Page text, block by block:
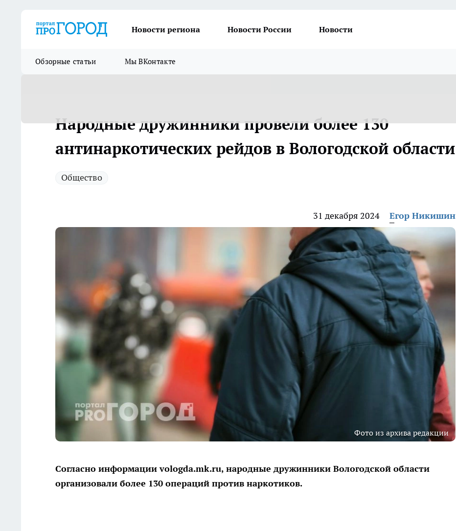
Новости региона Новости России Новости
Обзорные статьи Мы ВКонтакте
Народные дружинники провели более 130
антинаркотических рейдов в Вологодской области
Общество
31 декабря 2024 Егор Никишин
Фото из архива редакции
Согласно информации vologda.mk.ru, народные дружинники Вологодской области
организовали более 130 операций против наркотиков.